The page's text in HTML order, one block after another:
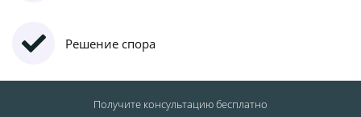
Решение спора
Получите консультациюбесплатно